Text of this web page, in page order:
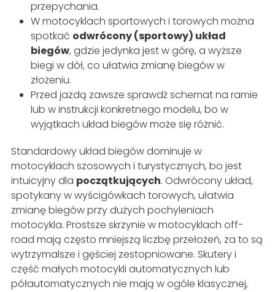
przepychania.
W motocyklach sportowych i torowych można
spotkać odwrócony (sportowy) układ
biegów, gdzie jedynka jest w górę, a wyższe
biegi w dół, co ułatwia zmianę biegów w
złożeniu.
Przed jazdą zawsze sprawdź schemat na ramie
lub w instrukcji konkretnego modelu, bo w
wyjątkach układ biegów może się różnić.
Standardowy układ biegów dominuje w
motocyklach szosowych i turystycznych, bo jest
intuicyjny dla początkujących. Odwrócony układ,
spotykany w wyścigówkach torowych, ułatwia
zmianę biegów przy dużych pochyleniach
motocykla. Prostsze skrzynie w motocyklach off-
road mają często mniejszą liczbę przełożeń, za to są
wytrzymalsze i gęściej zestopniowane. Skutery i
część małych motocykli automatycznych lub
półautomatycznych nie mają w ogóle klasycznej,